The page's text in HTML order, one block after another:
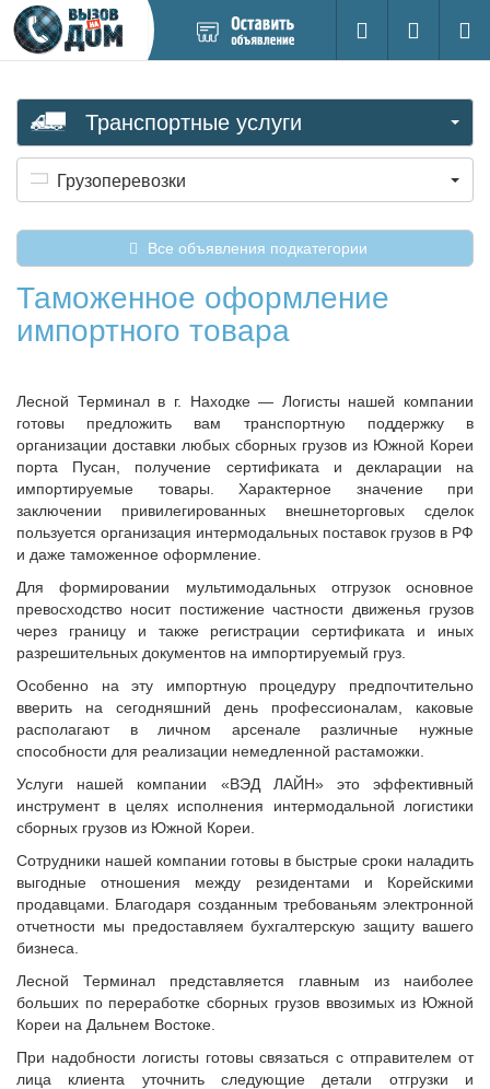
новое
Поиск
Вход на
Транспортные услуги
Грузоперевозки
Все объявления подкатегории
Таможенное оформление
импортного товара
Лесной Терминал в г. Находке — Логисты нашей компании
готовы предложить вам транспортную поддержку в
организации доставки любых сборных грузов из Южной Кореи
порта Пусан, получение сертификата и декларации на
импортируемые товары. Характерное значение при
заключении привилегированных внешнеторговых сделок
пользуется организация интермодальных поставок грузов в РФ
и даже таможенное оформление.
Для формировании мультимодальных отгрузок основное
превосходство носит постижение частности движенья грузов
через границу и также регистрации сертификата и иных
разрешительных документов на импортируемый груз.
Особенно на эту импортную процедуру предпочтительно
вверить на сегодняшний день профессионалам, каковые
располагают в личном арсенале различные нужные
способности для реализации немедленной растаможки.
Услуги нашей компании «ВЭД ЛАЙН» это эффективный
инструмент в целях исполнения интермодальной логистики
сборных грузов из Южной Кореи.
Сотрудники нашей компании готовы в быстрые сроки наладить
выгодные отношения между резидентами и Корейскими
продавцами. Благодаря созданным требованьям электронной
отчетности мы предоставляем бухгалтерскую защиту вашего
бизнеса.
Лесной Терминал представляется главным из наиболее
больших по переработке сборных грузов ввозимых из Южной
Кореи на Дальнем Востоке.
При надобности логисты готовы связаться с отправителем от
лица клиента уточнить следующие детали отгрузки и